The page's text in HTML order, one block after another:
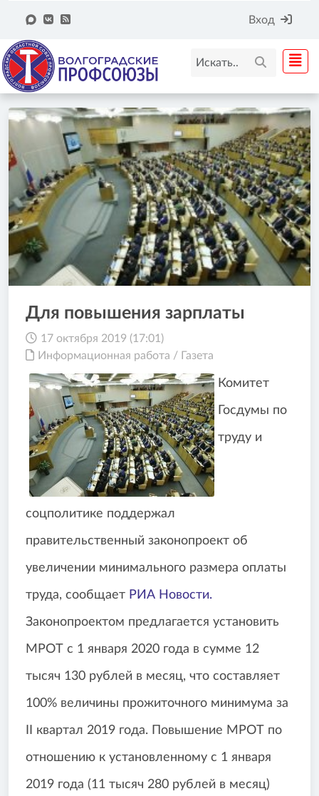
Вход
Для повышения зарплаты
17 октября 2019 (17:01)
Информационная работа / Газета
Комитет
Госдумы по
труду и
соцполитике поддержал
правительственный законопроект об
увеличении минимального размера оплаты
труда, сообщает РИА Новости.
Законопроектом предлагается установить
МРОТ с 1 января 2020 года в сумме 12
тысяч 130 рублей в месяц, что составляет
100% величины прожиточного минимума за
II квартал 2019 года. Повышение МРОТ по
отношению к установленному с 1 января
2019 года (11 тысяч 280 рублей в месяц)